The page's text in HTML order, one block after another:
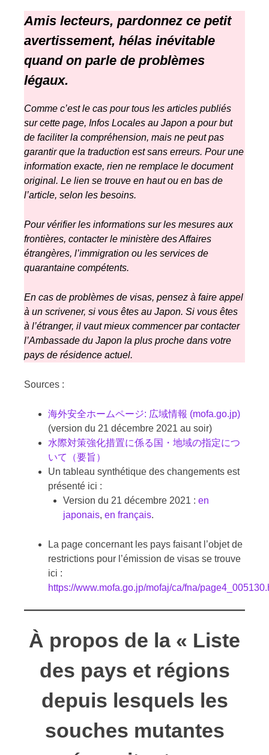
Amis lecteurs, pardonnez ce petit
avertissement, hélas inévitable
quand on parle de problèmes
légaux.
Comme c’est le cas pour tous les articles publiés
sur cette page, Infos Locales au Japon a pour but
de faciliter la compréhension, mais ne peut pas
garantir que la traduction est sans erreurs. Pour une
information exacte, rien ne remplace le document
original. Le lien se trouve en haut ou en bas de
l’article, selon les besoins.
Pour vérifier les informations sur les mesures aux
frontières, contacter le ministère des Affaires
étrangères, l’immigration ou les services de
quarantaine compétents.
En cas de problèmes de visas, pensez à faire appel
à un scrivener, si vous êtes au Japon. Si vous êtes
à l’étranger, il vaut mieux commencer par contacter
l’Ambassade du Japon la plus proche dans votre
pays de résidence actuel.
Sources :
海外安全ホームページ: 広域情報 (mofa.go.jp)
(version du 21 décembre 2021 au soir)
水際対策強化措置に係る国・地域の指定につ
いて（要旨）
Un tableau synthétique des changements est
présenté ici :
Version du 21 décembre 2021 : en
japonais, en français.
La page concernant les pays faisant l’objet de
restrictions pour l’émission de visas se trouve
ici :
https://www.mofa.go.jp/mofaj/ca/fna/
À propos de la « Liste
des pays et régions
depuis lesquels les
souches mutantes